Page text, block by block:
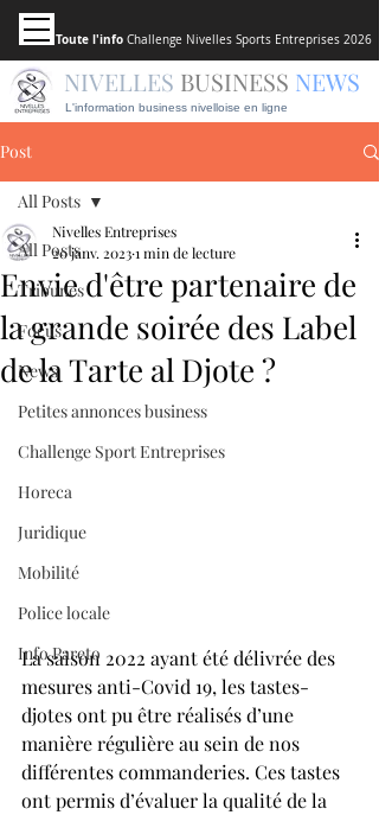
Toute l'info Challenge Nivelles Sports Entreprises 2026
L'information business nivelloise en ligne
NIVELLES BUSINESS NEWS
Post
All Posts
Tribunes
Focus
News
Petites annonces business
Challenge Sport Entreprises
Horeca
Juridique
Mobilité
Police locale
Info Pareto
All Posts
Envie d'être partenaire de
la grande soirée des Label
de la Tarte al Djote ?
Nivelles Entreprises
20 janv. 20231 min de lecture
La saison 2022 ayant été délivrée des
mesures anti-Covid 19, les tastes-
djotes ont pu être réalisés d’une
manière régulière au sein de nos
différentes commanderies. Ces tastes
ont permis d’évaluer la qualité de la